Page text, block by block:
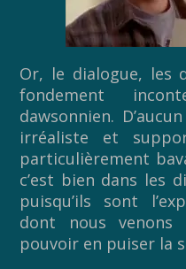
Or, le dialogue, les
fondement
dawsonnien.
irréaliste et
particulièrement
c’est bien dans les
puisqu’ils sont
dont nous venons
pouvoir en puiser la